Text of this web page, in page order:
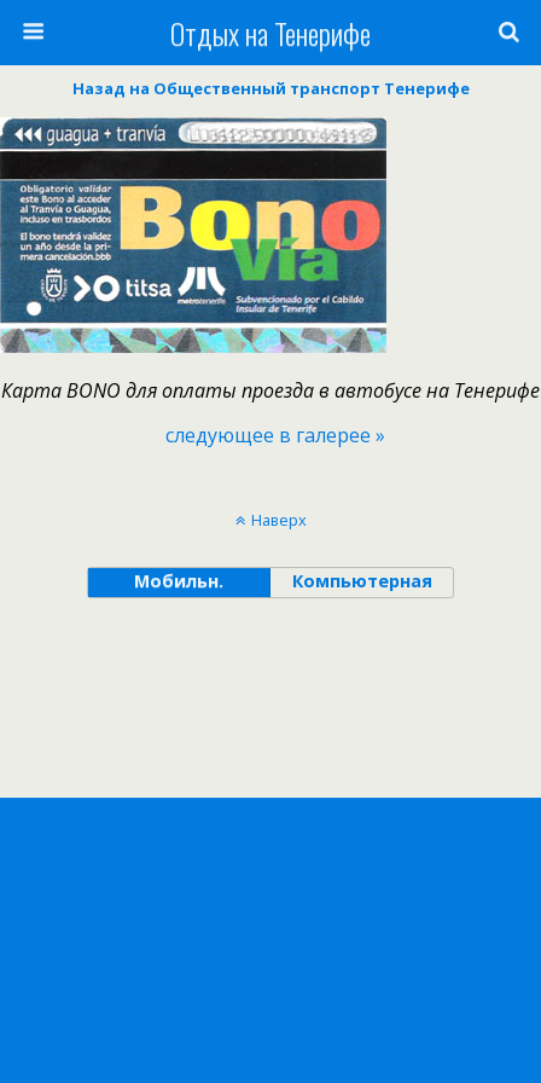
Отдых на Тенерифе
Назад на Общественный транспорт Тенерифе
Карта BONO для оплаты проезда в автобусе на Тенерифе
следующее в галерее »
Наверх
Мобильн. Компьютерная